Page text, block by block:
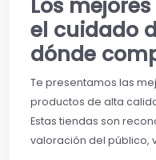
Los
el cuidado
dónde
Te presentamos las
productos de alta
Estas tiendas son
valoración del público,